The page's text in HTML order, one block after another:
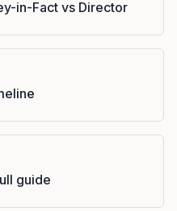
in-Fact vs Director
guide